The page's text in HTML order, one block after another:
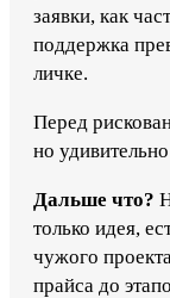
заявки, как
поддержка
личке.
Перед
но
Дальше что?
только идея,
чужого
прайса до